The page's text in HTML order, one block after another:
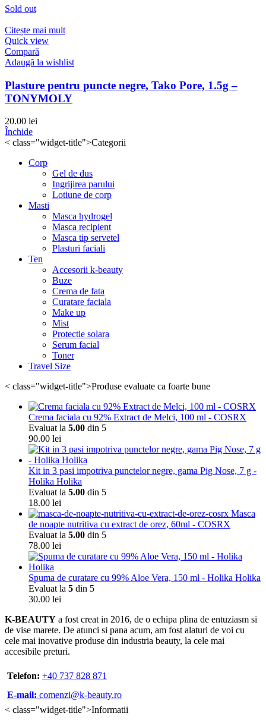
Sold out
Citește mai mult
Quick view
Compară
Adaugă la wishlist
Plasture pentru puncte negre, Tako Pore, 1.5g –
TONYMOLY
20.00 lei
Închide
< class="widget-title">Categorii
Corp
Gel de dus
Ingrijirea parului
Lotiune de corp
Masti
Masca hydrogel
Masca recipient
Masca tip servetel
Plasturi faciali
Ten
Accesorii k-beauty
Buze
Crema de fata
Curatare faciala
Make up
Mist
Protectie solara
Serum facial
Toner
Travel Size
< class="widget-title">Produse evaluate ca foarte bune
Crema faciala cu 92% Extract de Melci, 100 ml - COSRX
Evaluat la 5.00 din 5
90.00 lei
Kit in 3 pasi impotriva punctelor negre, gama Pig Nose, 7 g -
Holika Holika
Evaluat la 5.00 din 5
18.00 lei
Masca
de noapte nutritiva cu extract de orez, 60ml - COSRX
Evaluat la 5.00 din 5
78.00 lei
Spuma de curatare cu 99% Aloe Vera, 150 ml - Holika Holika
Evaluat la 5 din 5
30.00 lei
K-BEAUTY a fost creat in 2016, de o echipa plina de entuziasm si
de vise marete. De atunci si pana acum, am fost alaturi de voi cu
cele mai inovative produse din industria beauty, la cele mai
accesibile preturi.
Telefon: +40 737 828 871
E-mail: comenzi@k-beauty.ro
< class="widget-title">Informatii